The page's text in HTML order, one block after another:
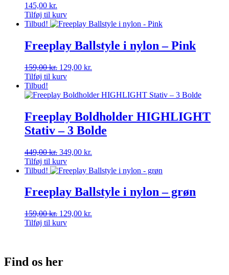
145,00 kr.
Tilføj til kurv
Tilbud!
Freeplay Ballstyle i nylon – Pink
159,00kr. Den
oprindelige
var:
129,00 kr.
er:
Tilføj til kurv
Tilbud!
Freeplay Boldholder HIGHLIGHT
Stativ – 3 Bolde
449,00kr. Den
oprindelige
pris
449,00 kr..
349,00 kr.
pris
349,00 kr..
Tilføj til kurv
Tilbud!
Freeplay Ballstyle i nylon – grøn
159,00kr. Den
oprindelige
129,00 kr.
Tilføj til kurv
Find os her